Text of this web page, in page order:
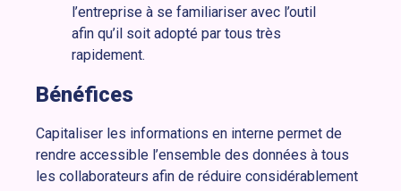
l’entreprise à se familiariser avec l’outil
afin qu’il soit adopté par tous très
rapidement.
Bénéfices
Capitaliser les informations en interne permet de
rendre accessible l’ensemble des données à tous
les collaborateurs afin de réduire considérablement